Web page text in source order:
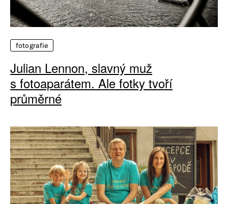
fotografie
Julian Lennon, slavný muž
s fotoaparátem. Ale fotky tvoří
průměrné